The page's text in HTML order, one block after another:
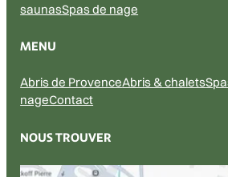
saunasSpas de nage
MENU
Abris de ProvenceAbris & chalets
nageContact
NOUS TROUVER